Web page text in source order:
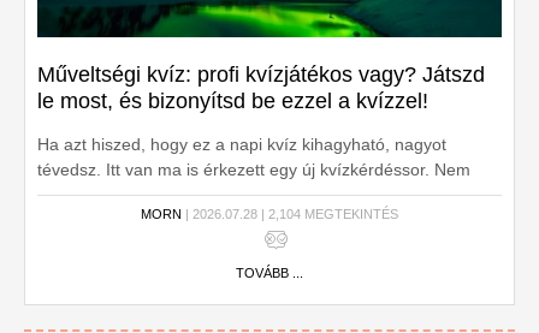
Műveltségi kvíz: profi kvízjátékos vagy? Játszd
le most, és bizonyítsd be ezzel a kvízzel!
Ha azt hiszed, hogy ez a napi kvíz kihagyható, nagyot
tévedsz. Itt van ma is érkezett egy új kvízkérdéssor. Nem
baj, ha nem lesz hibátlan: a lényeg, hogy élvezd, és lásd a
MORN | 2026.07.28 | 2,104 MEGTEKINTÉS
TOVÁBB ...